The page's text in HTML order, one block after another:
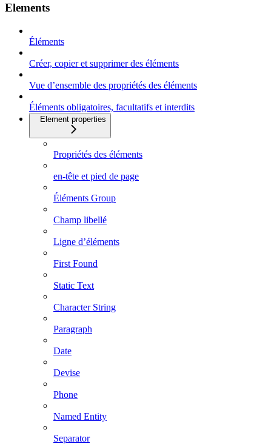
Elements
Éléments
Créer, copier et supprimer des éléments
Vue d’ensemble des propriétés des éléments
Éléments obligatoires, facultatifs et interdits
Element properties
Propriétés des éléments
en-tête et pied de page
Éléments Group
Champ libellé
Ligne d’éléments
First Found
Static Text
Character String
Paragraph
Date
Devise
Phone
Named Entity
Separator